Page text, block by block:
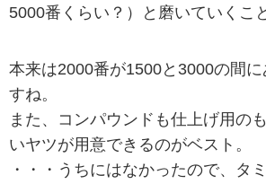
5000番くらい？）と磨いていくこ
本来は2000番が1500と3000の間
すね。
また、コンパウンドも仕上げ用の
いヤツが用意できるのがベスト。
・・・うちにはなかったので、タ